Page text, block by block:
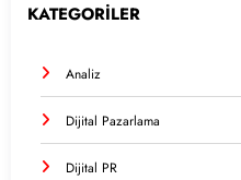
KATEGORİLER
Analiz
Dijital Pazarlama
Dijital PR